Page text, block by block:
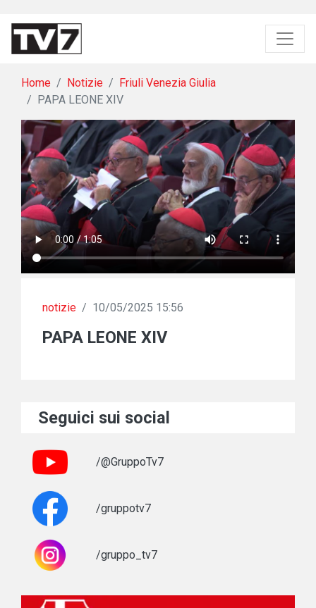
Home Notizie
Friuli Venezia Giulia
PAPA LEONE XIV
notizie / 10/05/2025 15:56
PAPA LEONE XIV
Seguici sui social
/@GruppoTv7
/gruppotv7
/gruppo_tv7